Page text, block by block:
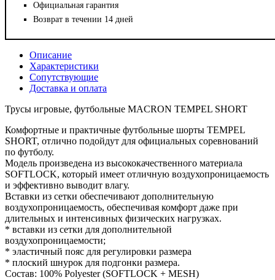
Официальная гарантия
Возврат в течении 14 дней
Описание
Характеристики
Сопутствующие
Доставка и оплата
Трусы игровые, футбольные MACRON TEMPEL SHORT
Комфортные и практичные футбольные шорты TEMPEL
SHORT, отлично подойдут для официальных соревнований
по футболу.
Модель произведена из высококачественного материала
SOFTLOCK, который имеет отличную воздухопроницаемость
и эффективно выводит влагу.
Вставки из сетки обеспечивают дополнительную
воздухопроницаемость, обеспечивая комфорт даже при
длительных и интенсивных физических нагрузках.
* вставки из сетки для дополнительной
воздухопроницаемости;
* эластичный пояс для регулировки размера
* плоский шнурок для подгонки размера.
Состав: 100% Polyester (SOFTLOCK + MESH)